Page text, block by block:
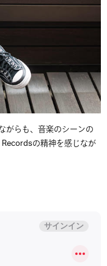
がらも、音楽のシーンの
の精神を感じなが